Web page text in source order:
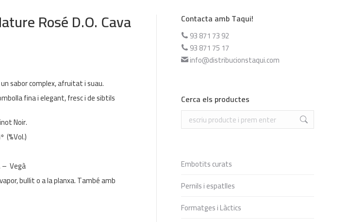
Rosé D.O. Cava
sabor complex, afruitat i suau.
fina i elegant, fresc i de sibtils
Noir.
(%Vol.)
Vegà
bullit o a la planxa. També amb
Contacta amb Taqui!
93 871 73 92
93 871 75 17
info@distribucionstaqui.com
Cerca els productes
Search:
Embotits curats
Pernils i espatlles
Formatges i Làctics